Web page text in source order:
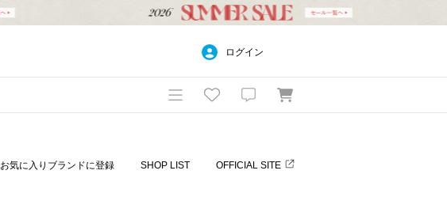
ログイン
お気に入りブランドに登録 SHOP LIST OFFICIAL SITE